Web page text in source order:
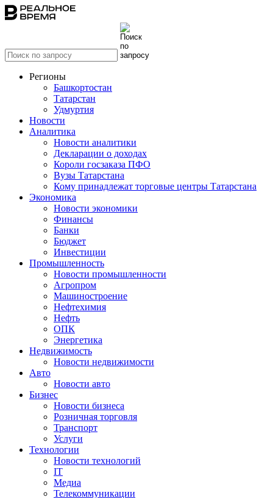
Регионы
Башкортостан
Татарстан
Удмуртия
Новости
Аналитика
Новости аналитики
Декларации о доходах
Короли госзаказа ПФО
Вузы Татарстана
Кому принадлежат торговые центры Татарстана
Экономика
Новости экономики
Финансы
Банки
Бюджет
Инвестиции
Промышленность
Новости промышленности
Агропром
Машиностроение
Нефтехимия
Нефть
ОПК
Энергетика
Недвижимость
Новости недвижимости
Авто
Новости авто
Бизнес
Новости бизнеса
Розничная торговля
Транспорт
Услуги
Технологии
Новости технологий
IT
Медиа
Телекоммуникации